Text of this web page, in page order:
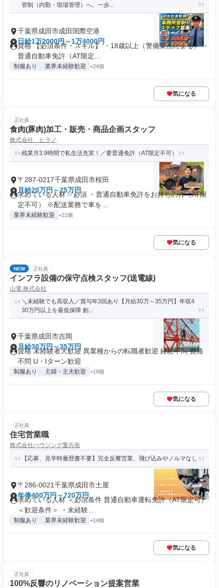
管制（内勤・現場管理）へ。一歩...
千葉県成田市成田国際空港
日給1万2000円～1万4000円
資格 【必須条件・スキル】 ・18歳以上（警備業法による） ・
普通自動車免許（AT限定...
制服あり 業界未経験歓迎 +24個
気になる
正社員
食肉(豚肉)加工・販売・商品企画スタッフ
株式会社 ヒラノ
残業月3.9時間で私生活充実！／要普通免許（AT限定不可）
〒287-0217千葉県成田市桜田
月給20万円～25万円
求めている人材 ✅必須 ・普通自動車免許をお持ちの方（AT限
定不可） ※配送業務で車を...
業界未経験歓迎 +21個
気になる
NEW 正社員
インフラ設備の保守点検スタッフ(送電線)
山電 株式会社
＼未経験でも高収入／賞与年3回あり【月給30万～35万円】年収4
30万円以上を最低保障 創...
千葉県成田市吉岡
月給30万円～35万円
資格 未経験者大歓迎 異業種からの転職者歓迎 経験不問 資格
不問 U・Iターン歓迎
制服あり 主婦・主夫歓迎 +19個
気になる
正社員
住宅営業職
株式会社ハウジング重兵衛
【応募、見学時履歴書不要】完全反響営業、飛び込みやノルマなし
〒286-0021千葉県成田市土屋
年俸400万円～720万円
求めている人材 ＜必須条件 普通自動車運転免許（AT限定可）
＜歓迎条件＞ ・未経験...
制服あり 業界未経験歓迎 +14個
気になる
正社員
100%反響のリノベーション提案営業